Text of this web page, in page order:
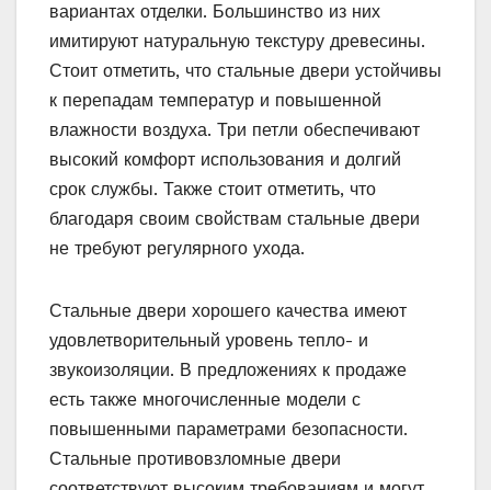
вариантах отделки. Большинство из них
имитируют натуральную текстуру древесины.
Стоит отметить, что стальные двери устойчивы
к перепадам температур и повышенной
влажности воздуха. Три петли обеспечивают
высокий комфорт использования и долгий
срок службы. Также стоит отметить, что
благодаря своим свойствам стальные двери
не требуют регулярного ухода.
Стальные двери хорошего качества имеют
удовлетворительный уровень тепло- и
звукоизоляции. В предложениях к продаже
есть также многочисленные модели с
повышенными параметрами безопасности.
Стальные противовзломные двери